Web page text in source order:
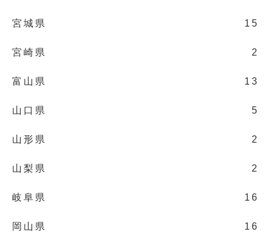
宮城県 15
宮崎県 2
富山県 13
山口県 5
山形県 2
山梨県 2
岐阜県 16
岡山県 16